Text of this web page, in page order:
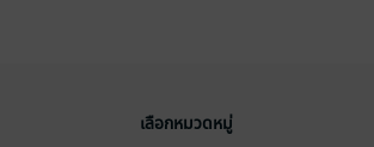
เลือกหมวดหมู่